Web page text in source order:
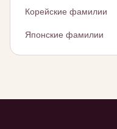
Корейские фамилии
Японские фамилии